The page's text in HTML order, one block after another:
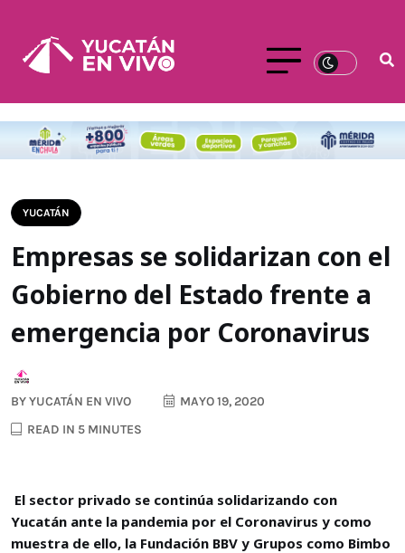
YUCATÁN
Empresas se solidarizan con el
Gobierno del Estado frente a
emergencia por Coronavirus
BYYUCATÁN EN VIVO
MAYO 19, 2020
READ IN 5 MINUTES
El sector privado se continúa solidarizando con
Yucatán ante la pandemia por el Coronavirus y como
muestra de ello, la Fundación BBV y Grupos como Bimbo